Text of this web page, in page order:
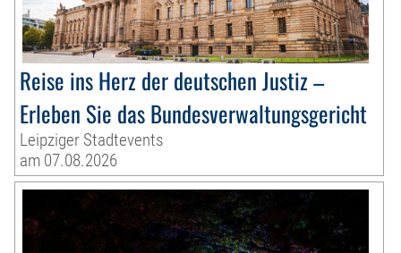
Reise ins Herz der deutschen Justiz –
Erleben Sie das Bundesverwaltungsgericht
Leipziger Stadtevents
am 07.08.2026